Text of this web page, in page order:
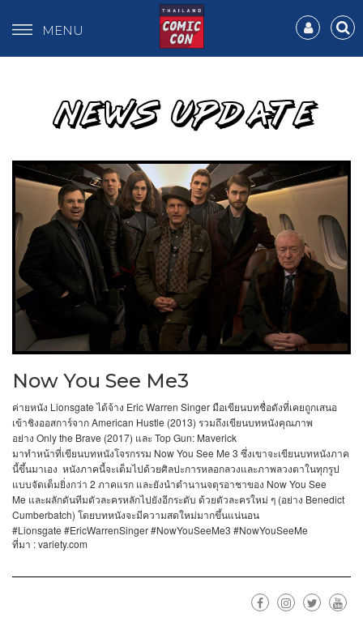
MENU
NEWS UPDATE
Now You See Me3
ค่ายหนัง Lionsgateได้จ้าง Eric Warren Singer มือเขียนบทชื่อดังที่เคยถูกเสนอ
เข้าชิงออสการ์จาก American Hustle (2013) รวมถึงเขียนบทหนังคุณภาพ
อย่าง Only the Brave (2017) และ Top Gun: Maverick
มาทำหน้าที่เขียนบทหนังโจรกรรม Now You See Me 3 ซึ่งเขาจะเขียนบทหนังภาค
นี้ขึ้นมาเอง หนังภาคนี้จะเต็มไปด้วยศิลปะการหลอกลวงและภาพลวงตาในทุกรูป
แบบจัดเต็มยิ่งกว่า 2 ภาคแรก และยังนำตำนานจตุรอาชาของ Now You See
Me และผลักดันทีมตัวละครหลักไปยังอีกระดับ ด้วยตัวละครใหม่ ๆ (อย่าง Benedict
Cumberbatch) โดยบทหนังจะมีความสดใหม่มากขึ้นแน่นอน
#Lionsgate #EricWarrenSinger #NowYouSeeMe3 #NowYouSeeMe
ที่มา : variety.com